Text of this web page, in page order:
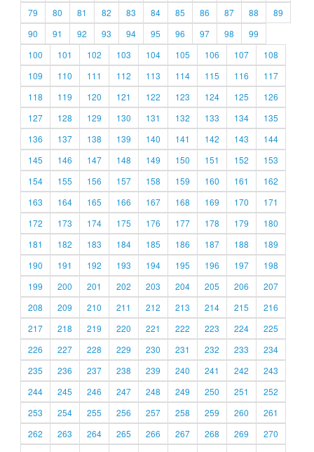
79
80 81 82 83 84 85 86 87 88
89
90
91 92 93 94 95 96 97 98
99
100
101 102 103 104 105 106 107
108
109
110 111 112 113 114 115 116
117
118
119 120 121 122 123 124 125
126
127
128 129 130 131 132 133 134
135
136
137 138 139 140 141 142 143
144
145
146 147 148 149 150 151 152
153
154
155 156 157 158 159 160 161
162
163
164 165 166 167 168 169 170
171
172
173 174 175 176 177 178 179
180
181
182 183 184 185 186 187 188
189
190
191 192 193 194 195 196 197
198
199
200 201 202 203 204 205 206
207
208
209 210 211 212 213 214 215
216
217
218 219 220 221 222 223 224
225
226
227 228 229 230 231 232 233
234
235
236 237 238 239 240 241 242
243
244
245 246 247 248 249 250 251
252
253
254 255 256 257 258 259 260
261
262
263 264 265 266 267 268 269
270